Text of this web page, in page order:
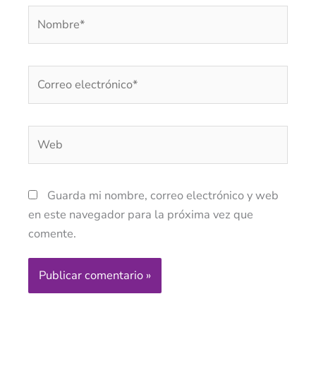
electrónico*
Guarda mi nombre, correo electrónico y web
en este navegador para la próxima vez que
comente.